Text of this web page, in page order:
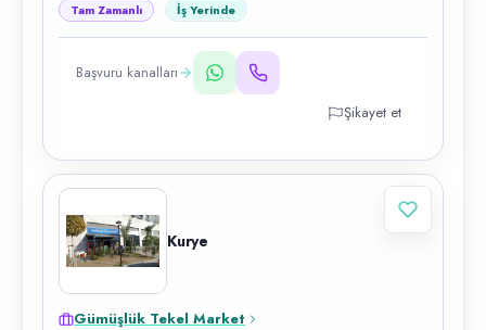
Tam Zamanlı İş Yerinde
Başvuru kanalları
Şikayet et
Kurye
Gümüşlük Tekel Market